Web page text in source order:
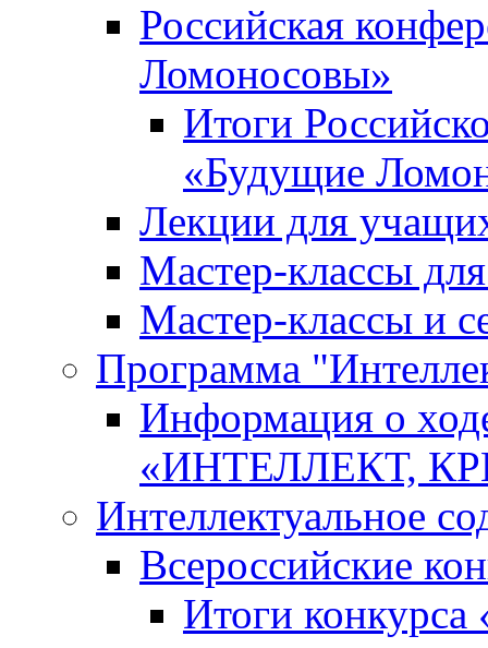
Российская
Ломоносовы»
Итоги
«Будущие
Лекции для
Мастер-классы
Мастер-классы и
Программа
Информация о
«ИНТЕЛЛЕКТ,
Интеллектуальное
Всероссийские
Итоги конкурса